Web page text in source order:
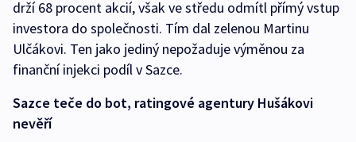
drží 68 procent akcií, však ve středu odmítl přímý vstup
investora do společnosti. Tím dal zelenou Martinu
Ulčákovi. Ten jako jediný nepožaduje výměnou za
finanční injekci podíl v Sazce.
Sazce teče do bot, ratingové agentury Hušákovi
nevěří